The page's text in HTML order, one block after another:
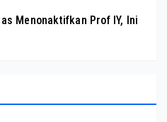
Menonaktifkan Prof IY, Ini